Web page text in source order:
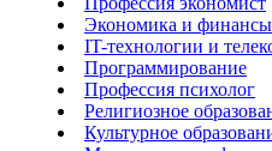
Экономика и финансы
IT-технологии и
Программирование
Профессия психолог
Религиозное
Культурное